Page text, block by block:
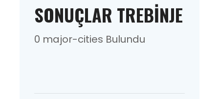
SONUÇLAR TREBINJE
0 major-cities Bulundu